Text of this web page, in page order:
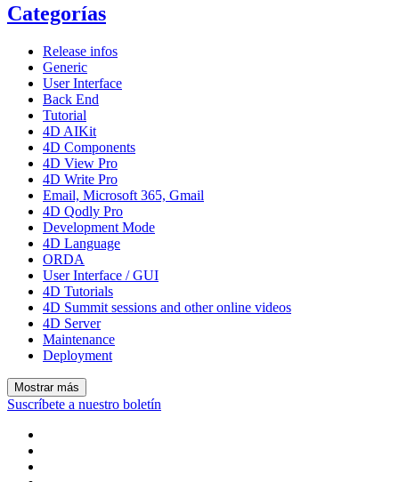
Categorías
Release infos
Generic
User Interface
Back End
Tutorial
4D AIKit
4D Components
4D View Pro
4D Write Pro
Email, Microsoft 365, Gmail
4D Qodly Pro
Development Mode
4D Language
ORDA
User Interface / GUI
4D Tutorials
4D Summit sessions and other online videos
4D Server
Maintenance
Deployment
Mostrar más
Suscríbete a nuestro boletín